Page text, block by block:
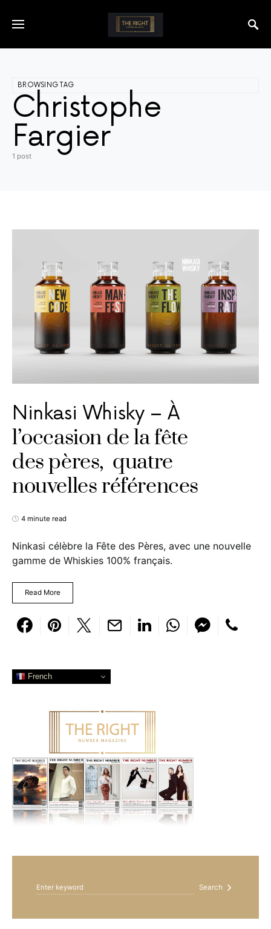
BROWSING TAG
Christophe
Fargier
1 post
Ninkasi Whisky – À
l’occasion de la fête
des pères, quatre
nouvelles références
4 minute read
Ninkasi célèbre la Fête des Pères, avec une nouvelle
gamme de Whiskies 100% français.
Read More
French
Search